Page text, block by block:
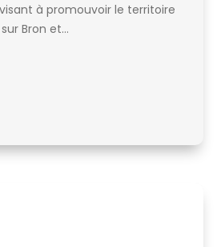
visant à promouvoir le territoire
Bron et...